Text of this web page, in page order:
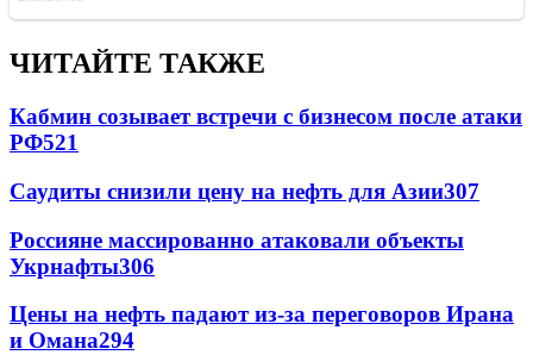
ЧИТАЙТЕ ТАКЖЕ
Кабмин созывает встречи с бизнесом после атаки
РФ521
Саудиты снизили цену на нефть для Азии307
Россияне массированно атаковали объекты
Укрнафты306
Цены на нефть падают из-за переговоров Ирана
и Омана294